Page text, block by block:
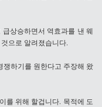
상승하면서 역효과를 낸 웨
으로 알려졌습니다.
쟁하기를 원한다고 주장해 왔
를 위해 할겁니다. 목적에 도